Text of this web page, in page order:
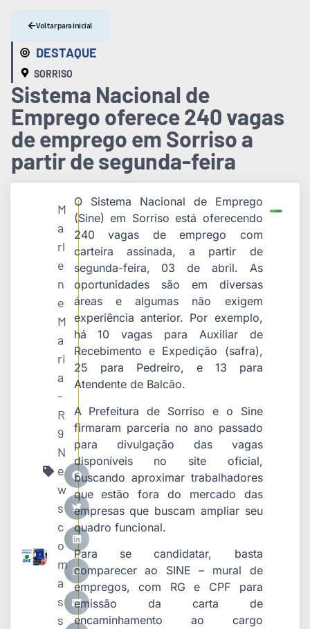
DESTAQUE
SORRISO
Voltar para inicial
Sistema Nacional de
Emprego oferece 240 vagas
de emprego em Sorriso a
partir de segunda-feira
M
a
rl
e
n
e
M
a
ri
a
-
R
9
N
e
w
s
c
o
m
a
s
s
O Sistema Nacional de Emprego
(Sine) em Sorriso está oferecendo
240 vagas de emprego com
carteira assinada, a partir de
segunda-feira, 03 de abril. As
oportunidades são em diversas
áreas e algumas não exigem
experiência anterior. Por exemplo,
há 10 vagas para Auxiliar de
Recebimento e Expedição (safra),
25 para Pedreiro, e 13 para
Atendente de Balcão.
A Prefeitura de Sorriso e o Sine
firmaram parceria no ano passado
para divulgação das vagas
disponíveis no site oficial,
buscando aproximar trabalhadores
que estão fora do mercado das
empresas que buscam ampliar seu
quadro funcional.
Para se candidatar, basta
comparecer ao SINE – mural de
empregos, com RG e CPF para
emissão da carta de
encaminhamento ao cargo